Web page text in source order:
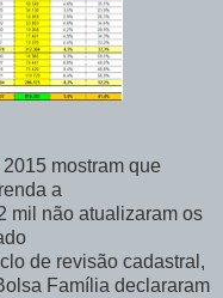
mostram que
a
mil não atualizaram os
de revisão cadastral,
Família declararam